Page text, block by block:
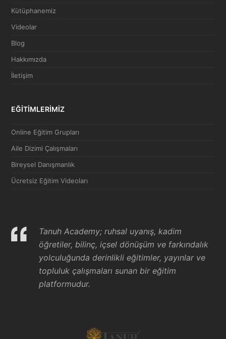
Kütüphanemiz
Videolar
Blog
Hakkımızda
İletişim
EĞİTİMLERİMİZ
Online Eğitim Grupları
Aile Dizimi Çalışmaları
Bireysel Danışmanlık
Ücretsiz Eğitim Videoları
Tanuh Academy; ruhsal uyanış, kadim
öğretiler, bilinç, içsel dönüşüm ve farkındalık
yolculuğunda derinlikli eğitimler, yayınlar ve
topluluk çalışmaları sunan bir eğitim
platformudur.